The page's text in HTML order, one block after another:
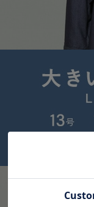
ソフトデニムブラウス